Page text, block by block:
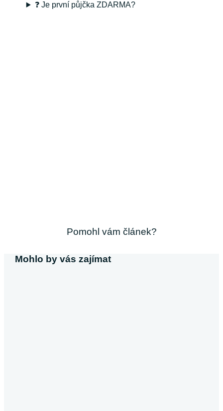
❓ Je první půjčka ZDARMA?
Pomohl vám článek?
Mohlo by vás zajímat